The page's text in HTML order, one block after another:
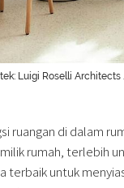
Luigi Roselli
ruangan di dalam
rumah, terlebih
terbaik untuk